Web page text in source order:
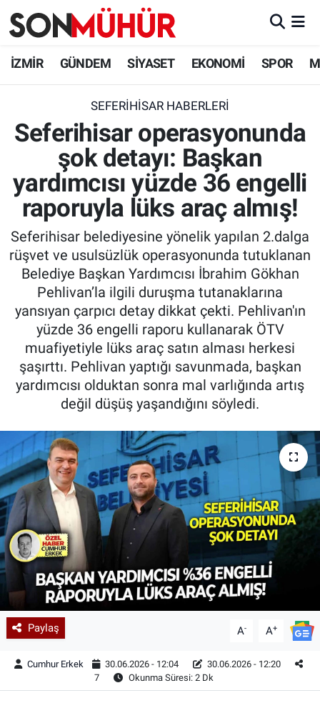
İZMİR GÜNDEM SİYASET EKONOMİ SPOR
SEFERIHISAR HABERLERI
Seferihisar operasyonunda
şok detayı: Başkan
yardımcısı yüzde 36 engelli
raporuyla lüks araç almış!
Seferihisar belediyesine yönelik yapılan 2.dalga
rüşvet ve usulsüzlük operasyonunda tutuklanan
Belediye Başkan Yardımcısı İbrahim Gökhan
Pehlivan’la ilgili duruşma tutanaklarına
yansıyan çarpıcı detay dikkat çekti. Pehlivan'ın
yüzde 36 engelli raporu kullanarak ÖTV
muafiyetiyle lüks araç satın alması herkesi
şaşırttı. Pehlivan yaptığı savunmada, başkan
yardımcısı olduktan sonra mal varlığında artış
değil düşüş yaşandığını söyledi.
Paylaş A- A+
Cumhur Erkek 30.06.2026 - 12:04
30.06.2026 - 12:20
7
Okunma Süresi: 2 Dk
İzmir Nöbetçi Eczaneler
İzmir Namaz Vakitleri
İzmir Trafik Yoğunluk Haritası
Süper Lig Puan Durumu ve Fikstür
Tüm Manşetler
Son Dakika Haberleri
Haber Arşivi